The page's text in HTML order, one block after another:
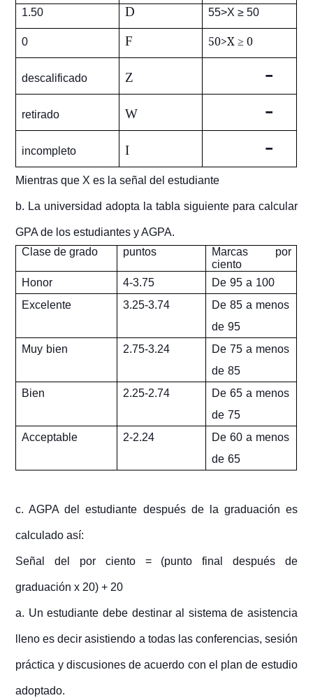
1.50 D 55>X ≥ 50
0 F 50>X ≥ 0
descalificado Z -
retirado W -
incompleto I -
Mientras que X es la señal del estudiante
b. La universidad adopta la tabla siguiente para calcular
GPA de los estudiantes y AGPA.
Clase de grado
puntos
Marcas por
ciento
Honor 4-3.75
De 95 a 100
Excelente
3.25-3.74
De 85 a menos
de 95
Muy bien
2.75-3.24
De 75 a menos
de 85
Bien
2.25-2.74
De 65 a menos
de 75
Acceptable
2-2.24
De 60 a menos
de 65
c. AGPA del estudiante después de la graduación es
calculado así:
Señal del por ciento = (punto final después de
graduación x 20) + 20
a. Un estudiante debe destinar al sistema de asistencia
lleno es decir asistiendo a todas las conferencias, sesión
práctica y discusiones de acuerdo con el plan de estudio
adoptado.